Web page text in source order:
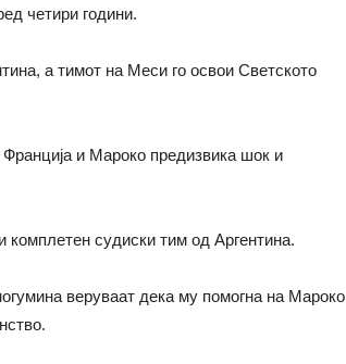
четири години.
а тимот на Меси го освои Светското
и Мароко предизвика шок и
комплетен судиски тим од Аргентина.
веруваат дека му помогна на Мароко